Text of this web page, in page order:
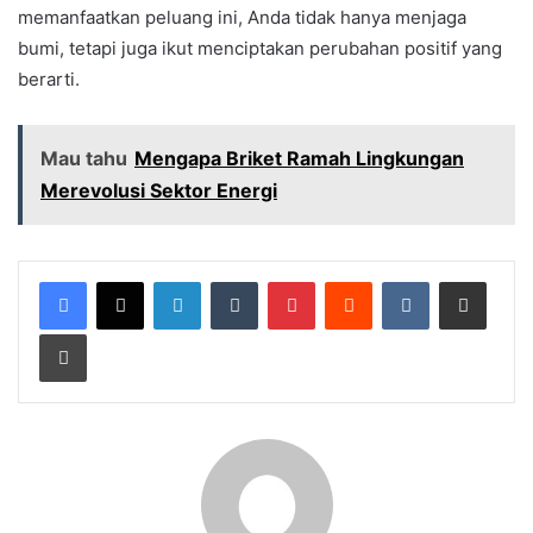
memanfaatkan peluang ini, Anda tidak hanya menjaga
bumi, tetapi juga ikut menciptakan perubahan positif yang
berarti.
Mau tahu Mengapa Briket Ramah Lingkungan
Merevolusi Sektor Energi
LinkedInTumblr PinterestReddit VKontakteShare via Email
Print